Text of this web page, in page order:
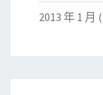
2013 年 1 月